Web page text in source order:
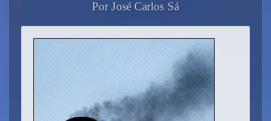
Por José Carlos Sá